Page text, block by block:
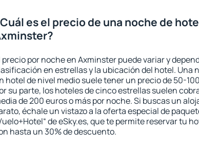
es el precio de una noche de
precio por noche en Axminster puede variar y
en estrellas y la ubicación del hotel. Una
hotel de nivel medio suele tener un precio de 50-
su parte, los hoteles de cinco estrellas suelen
de 200 euros o más por noche. Si buscas un
échale un vistazo a la oferta especial de
de eSky.es, que te permite reservar tu
hasta un 30% de descuento.